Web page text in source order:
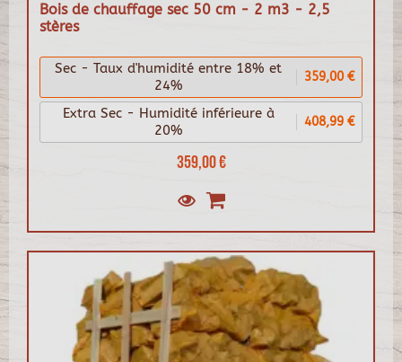
Bois de chauffage sec 50 cm - 2 m3 - 2,5
stères
359,00 €
Sec - Taux d'humidité entre 18% et
24%
359,00 €
Extra Sec - Humidité inférieure à
20%
408,99 €